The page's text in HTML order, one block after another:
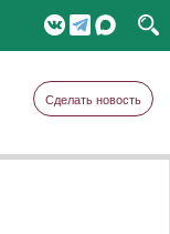
Сделать новость